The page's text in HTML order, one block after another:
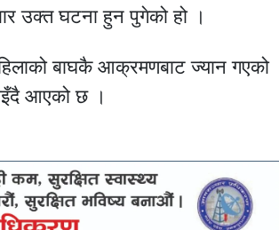
उक्त घटना हुन पुगेको हो ।
बाघकै आक्रमणबाट ज्यान गएको
आएको छ ।